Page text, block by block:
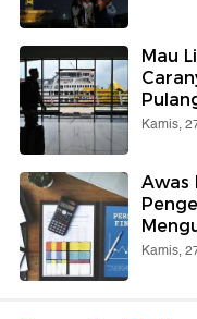
Mau
Kamis,
Awas
Kamis,